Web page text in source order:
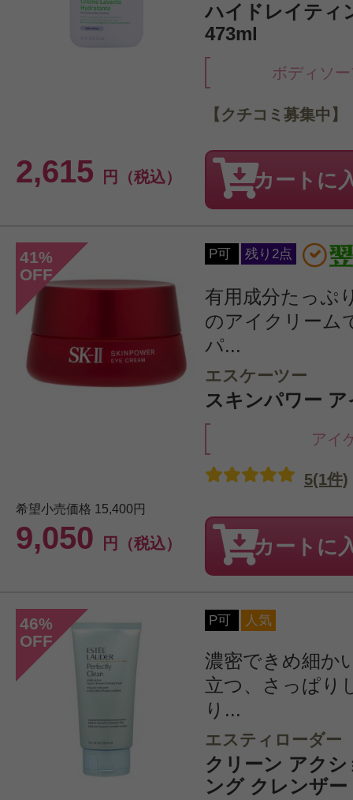
ハイドレイティ
473ml
ボディソ
2,615 円（税込）
【クチコミ募集中】
カートに
41%
OFF
P可 残り2点
有用成分たっぷ
のアイクリーム
パ...
エスケーツー
スキンパワー
アイ
希望小売価格 15,400円
9,050 円（税込）
5(1件)
カートに
46%
OFF
P可 人気
濃密できめ細か
立つ、さっぱり
り...
エスティローダー
クリーン アク
ング クレンザー